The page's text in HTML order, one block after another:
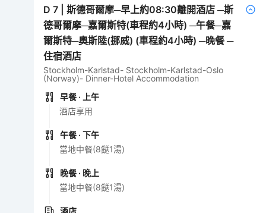
D7 |斯德哥爾摩─早上約08:30離開酒店 ─斯
德哥爾摩─嘉爾斯特(車程約4小時) ─午餐─嘉
爾斯特─奧斯陸(挪威) (車程約4小時) ─晚餐 ─
住宿酒店
Stockholm-Karlstad- Stockholm-Karlstad-Oslo
(Norway)- Dinner-Hotel Accommodation
早餐 · 上午
酒店享用
午餐 · 下午
當地中餐(8餸1湯)
晚餐 · 晚上
當地中餐(8餸1湯)
酒店